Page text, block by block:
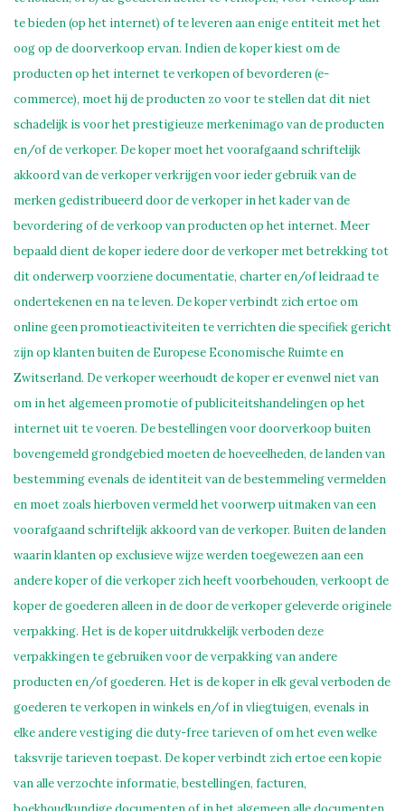
te bieden (op het internet) of te leveren aan enige entiteit met het
oog op de doorverkoop ervan. Indien de koper kiest om de
producten op het internet te verkopen of bevorderen (e-
commerce), moet hij de producten zo voor te stellen dat dit niet
schadelijk is voor het prestigieuze merkenimago van de producten
en/of de verkoper. De koper moet het voorafgaand schriftelijk
akkoord van de verkoper verkrijgen voor ieder gebruik van de
merken gedistribueerd door de verkoper in het kader van de
bevordering of de verkoop van producten op het internet. Meer
bepaald dient de koper iedere door de verkoper met betrekking tot
dit onderwerp voorziene documentatie, charter en/of leidraad te
ondertekenen en na te leven. De koper verbindt zich ertoe om
online geen promotieactiviteiten te verrichten die specifiek gericht
zijn op klanten buiten de Europese Economische Ruimte en
Zwitserland. De verkoper weerhoudt de koper er evenwel niet van
om in het algemeen promotie of publiciteitshandelingen op het
internet uit te voeren. De bestellingen voor doorverkoop buiten
bovengemeld grondgebied moeten de hoeveelheden, de landen van
bestemming evenals de identiteit van de bestemmeling vermelden
en moet zoals hierboven vermeld het voorwerp uitmaken van een
voorafgaand schriftelijk akkoord van de verkoper. Buiten de landen
waarin klanten op exclusieve wijze werden toegewezen aan een
andere koper of die verkoper zich heeft voorbehouden, verkoopt de
koper de goederen alleen in de door de verkoper geleverde originele
verpakking. Het is de koper uitdrukkelijk verboden deze
verpakkingen te gebruiken voor de verpakking van andere
producten en/of goederen. Het is de koper in elk geval verboden de
goederen te verkopen in winkels en/of in vliegtuigen, evenals in
elke andere vestiging die duty-free tarieven of om het even welke
taksvrije tarieven toepast. De koper verbindt zich ertoe een kopie
van alle verzochte informatie, bestellingen, facturen,